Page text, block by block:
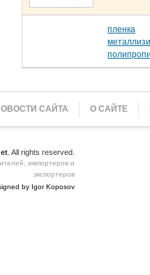
пленка
САЙТА О САЙТЕ
. All rights reserved.
импортеров и
экспортеров
by Igor Koposov